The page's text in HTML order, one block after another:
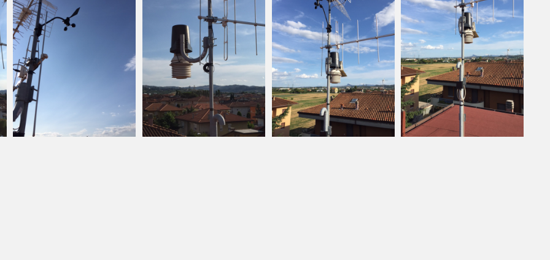
Due sono le condizioni che possono
la “quiete climatica” di Gambettola: -
di correnti fredde dalla porta della bora, che
come è stato nell’inverno 2001/2002,
del gelo in maniera sensibile con
nevicate anche sul litorale marino. Questa
l’unica condizione che permette ai
di godersi il fenomeno della neve. - Il
comunemente chiamato in